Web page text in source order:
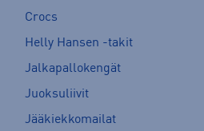
Crocs
Helly Hansen -takit
Jalkapallokengät
Juoksuliivit
Jääkiekkomailat